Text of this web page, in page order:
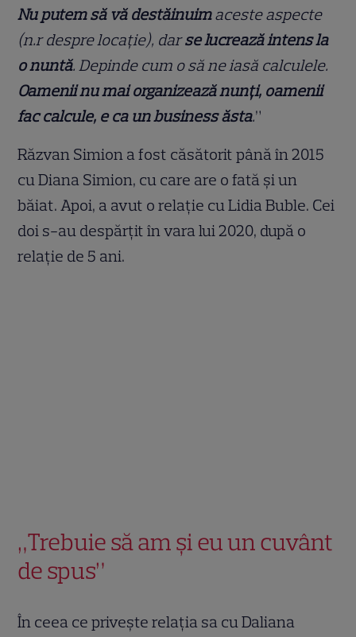
Nu putem să vă destăinuimaceste aspecte
(n.r despre locație), darse lucrează intens la
o nuntă. Depinde cum o să ne iasă calculele.
Oamenii nu mai organizează nunți, oamenii
fac calcule, e ca un business ăsta.”
Răzvan Simion a fost căsătorit până în 2015
cu Diana Simion, cu care are o fată și un
băiat. Apoi, a avut o relație cu Lidia Buble. Cei
doi s-au despărțit în vara lui 2020, după o
relație de 5 ani.
„Trebuie să am și eu un cuvânt
de spus”
În ceea ce privește relația sa cu Daliana